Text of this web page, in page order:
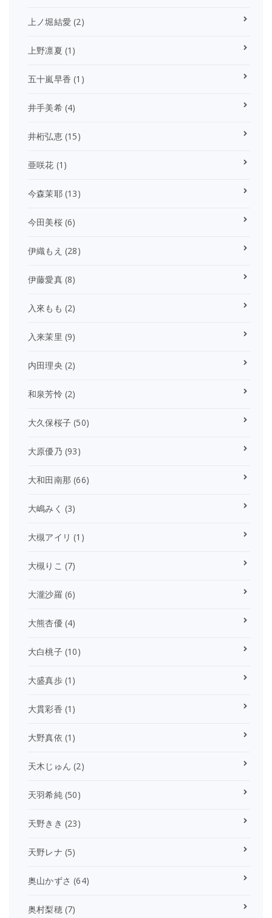
上ノ堀結愛 (2)
上野凛夏 (1)
五十嵐早香 (1)
井手美希(4)
井桁弘恵(15)
亜咲花 (1)
今森茉耶(13)
今田美桜(6)
伊織もえ (28)
伊藤愛真(8)
入來もも (2)
入来茉里 (9)
内田理央 (2)
和泉芳怜 (2)
大久保桜子 (50)
大原優乃 (93)
大和田南那 (66)
大嶋みく (3)
大槻アイリ (1)
大槻りこ (7)
大瀧沙羅 (6)
大熊杏優(4)
大白桃子(10)
大盛真歩(1)
大貫彩香 (1)
大野真依 (1)
天木じゅん (2)
天羽希純(50)
天野きき (23)
天野レナ (5)
奥山かずさ (64)
奥村梨穂(7)